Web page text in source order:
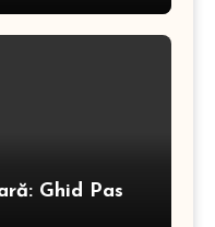
Ghid Pas